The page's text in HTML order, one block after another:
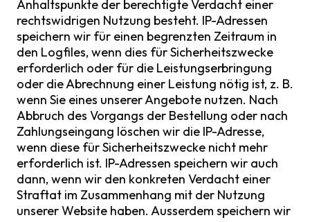
Anhaltspunkte der berechtigte Verdacht einer
rechtswidrigen Nutzung besteht. IP-Adressen
speichern wir für einen begrenzten Zeitraum in
den Logfiles, wenn dies für Sicherheitszwecke
erforderlich oder für die Leistungserbringung
oder die Abrechnung einer Leistung nötig ist, z. B.
wenn Sie eines unserer Angebote nutzen. Nach
Abbruch des Vorgangs der Bestellung oder nach
Zahlungseingang löschen wir die IP-Adresse,
wenn diese für Sicherheitszwecke nicht mehr
erforderlich ist. IP-Adressen speichern wir auch
dann, wenn wir den konkreten Verdacht einer
Straftat im Zusammenhang mit der Nutzung
unserer Website haben. Ausserdem speichern wir